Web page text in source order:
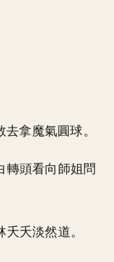
拿魔氣圓球。
轉頭看向師姐問
夭淡然道。